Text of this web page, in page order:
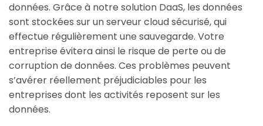
données. Grâce à notre solution DaaS, les données
sont stockées sur un serveur cloud sécurisé, qui
effectue régulièrement une sauvegarde. Votre
entreprise évitera ainsi le risque de perte ou de
corruption de données. Ces problèmes peuvent
s’avérer réellement préjudiciables pour les
entreprises dont les activités reposent sur les
données.